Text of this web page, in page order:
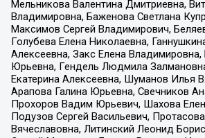
Мельникова Валентина Дмитриевна,
Владимировна, Баженова Светлана
Максимов Сергей Владимирович,
Голубева Елена Николаевна,
Алексеевна, Закс Елена Владимировна,
Юрьевна, Гендель Людмила
Екатерина Алексеевна, Шуманов Илья
Арапова Галина Юрьевна, Свечников
Прохоров Вадим Юрьевич, Шахова
Подузов Сергей Васильевич,
Вячеславовна, Литинский Леонид